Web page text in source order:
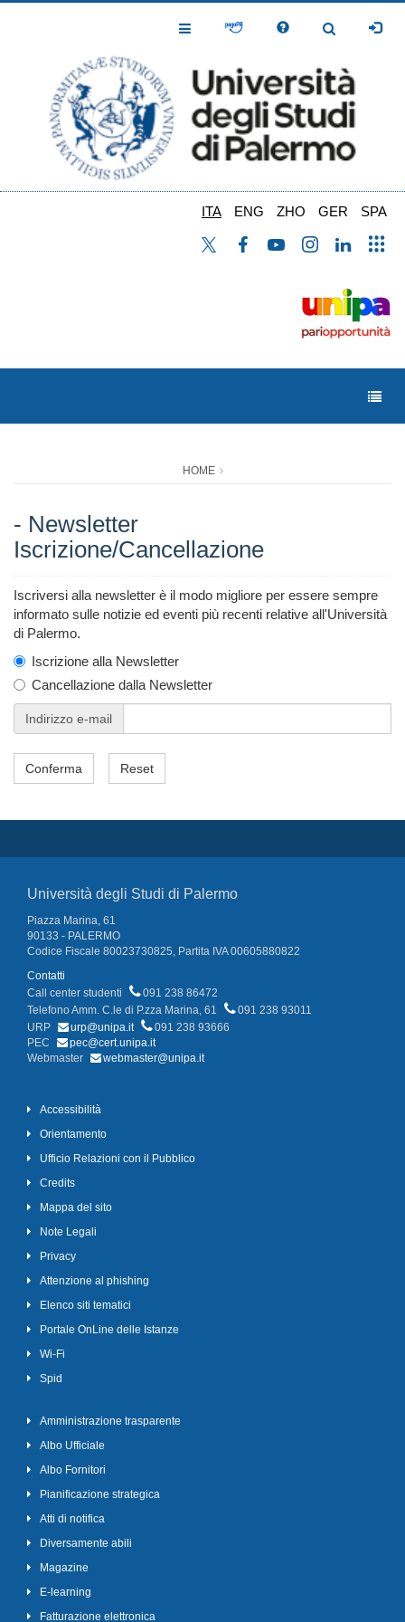
Toggle
Toggle
ITA ENG ZHO GER SPA
HOME
- Newsletter
Iscrizione/Cancellazione
Iscriversi alla newsletter è il modo migliore per essere sempre
informato sulle notizie ed eventi più recenti relative all'Università
di Palermo.
Iscrizione alla Newsletter
Cancellazione dalla Newsletter
Indirizzo e-mail
Università degli Studi di Palermo
Piazza Marina, 61
90133 - PALERMO
Codice Fiscale 80023730825, Partita IVA 00605880822
Contatti
Call center studenti
091 238 86472
Telefono Amm. C.le di P.zza Marina, 61
091 238 93011
URP
urp@unipa.it
091 238 93666
PEC
pec@cert.unipa.it
Webmaster
webmaster@unipa.it
Accessibilità
Orientamento
Ufficio Relazioni con il Pubblico
Credits
Mappa del sito
Note Legali
Privacy
Attenzione al phishing
Elenco siti tematici
Portale OnLine delle Istanze
Wi-Fi
Spid
Amministrazione trasparente
Albo Ufficiale
Albo Fornitori
Pianificazione strategica
Atti di notifica
Diversamente abili
Magazine
E-learning
Fatturazione elettronica